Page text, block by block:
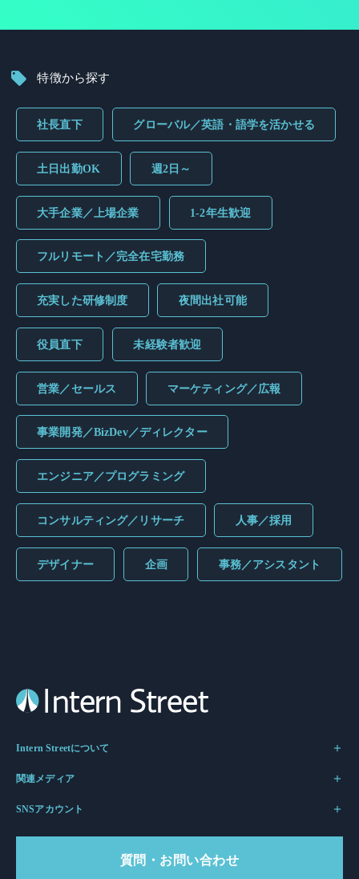
特徴から探す
社長直下 グローバル／英語・語学を活かせる
土日出勤OK 週2日～
大手企業／上場企業 1-2年生歓迎
フルリモート／完全在宅勤務
充実した研修制度 夜間出社可能
役員直下 未経験者歓迎
営業／セールス マーケティング／広報
事業開発／BizDev／ディレクター
エンジニア／プログラミング
コンサルティング／リサーチ 人事／採用
デザイナー 企画 事務／アシスタント
Intern Streetについて
関連メディア
SNSアカウント
質問・お問い合わせ